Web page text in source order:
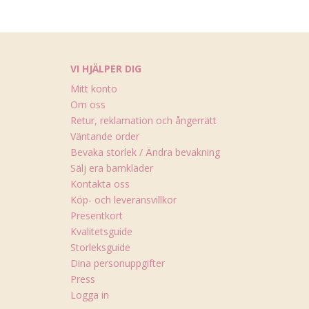
VI HJÄLPER DIG
Mitt konto
Om oss
Retur, reklamation och ångerrätt
Väntande order
Bevaka storlek / Ändra bevakning
Sälj era barnkläder
Kontakta oss
Köp- och leveransvillkor
Presentkort
Kvalitetsguide
Storleksguide
Dina personuppgifter
Press
Logga in